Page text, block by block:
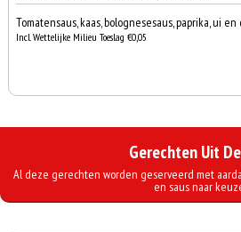
Tomatensaus, kaas, bolognesesaus, paprika, ui
Incl. Wettelijke Milieu Toeslag €0,05
Gerechten Uit
Al deze gerechten worden geserveerd met
en saus naar